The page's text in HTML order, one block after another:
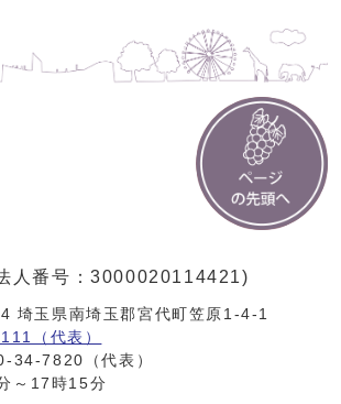
人番号：3000020114421)
埼玉県南埼玉郡宮代町笠原1-4-1
（代表）
34-7820（代表）
～17時15分